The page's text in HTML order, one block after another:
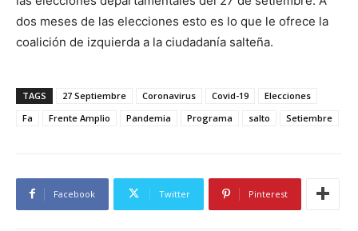
dos meses de las elecciones esto es lo que le ofrece la
coalición de izquierda a la ciudadanía salteña.
TAGS 27 Septiembre Coronavirus Covid-19
Elecciones
Fa
Frente Amplio Pandemia Programa salto Setiembre
Facebook Twitter Pinterest